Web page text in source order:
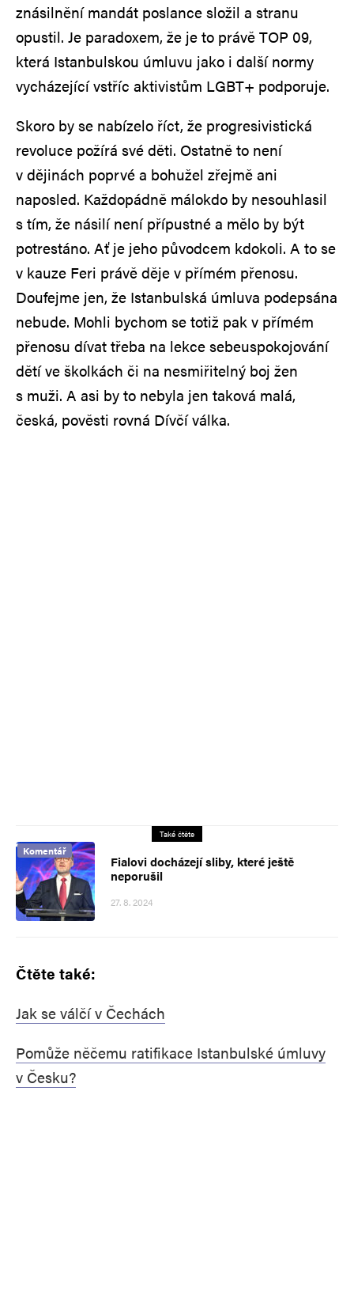
znásilnění mandát poslance složil a stranu
opustil. Je paradoxem, že je to právě TOP 09,
která Istanbulskou úmluvu jako i další normy
vycházející vstříc aktivistům LGBT+ podporuje.
Skoro by se nabízelo říct, že progresivistická
revoluce požírá své děti. Ostatně to není
v dějinách poprvé a bohužel zřejmě ani
naposled. Každopádně málokdo by nesouhlasil
s tím, že násilí není přípustné a mělo by být
potrestáno. Ať je jeho původcem kdokoli. A to se
v kauze Feri právě děje v přímém přenosu.
Doufejme jen, že Istanbulská úmluva podepsána
nebude. Mohli bychom se totiž pak v přímém
přenosu dívat třeba na lekce sebeuspokojování
dětí ve školkách či na nesmiřitelný boj žen
s muži. A asi by to nebyla jen taková malá,
česká, pověsti rovná Dívčí válka.
Také čtěte
Komentář
Fialovi docházejí sliby, které ještě
neporušil
27. 8. 2024
Čtěte také:
Jak se válčí v Čechách
Pomůže něčemu ratifikace Istanbulské úmluvy
v Česku?